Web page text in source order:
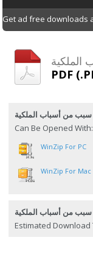
Get ad free downloads
PDF
من أسباب الملكية
Can Be Opened With:
WinZip For PC
WinZip For Mac
من أسباب الملكية
Estimated Download